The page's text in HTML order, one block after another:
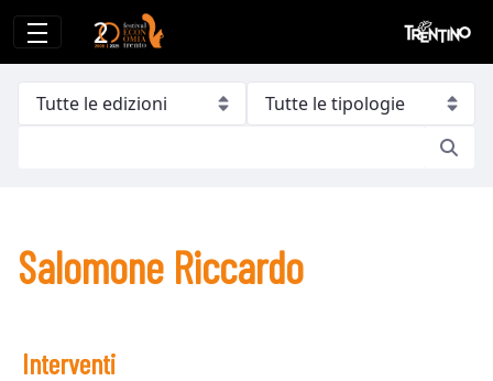
Salomone Riccardo
Salomone Riccardo
Interventi